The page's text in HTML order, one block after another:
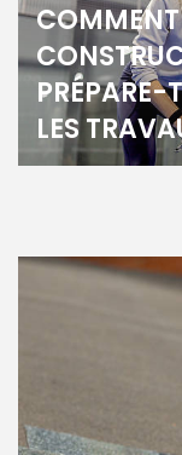
COMMENT
PRÉPARE-
LES